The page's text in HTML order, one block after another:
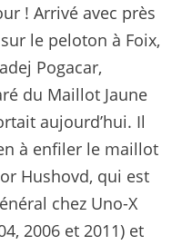
! Arrivé avec près
le peloton à Foix,
Pogacar,
du Maillot Jaune
aujourd’hui. Il
à enfiler le maillot
Hushovd, qui est
chez Uno-X
2006 et 2011) et